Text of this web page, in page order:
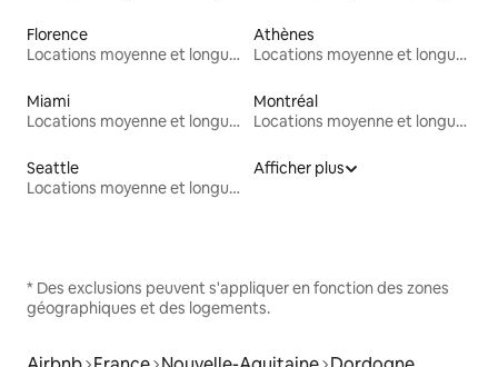
Florence
Locations moyenne et longue durée
Athènes
Locations moyenne et longue durée
Miami
Locations moyenne et longue durée
Montréal
Locations moyenne et longue durée
Seattle
Locations moyenne et longue durée
Afficher plus
* Des exclusions peuvent s'appliquer en fonction des zones
géographiques et des logements.